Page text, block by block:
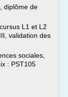
diplôme de
L1 et L2
validation des
sociales,
: PST105